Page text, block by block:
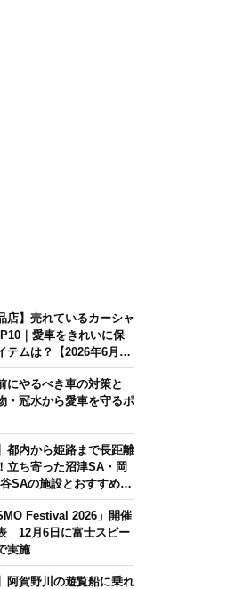
店】売れているカーシャ
｜愛車をきれいに保
テムは？【2026年6月
にやるべき車の対策と
・冠水から愛車を守るポ
都内から姫路まで長距離
立ち寄った沼津SA・岡
SAの施設とおすすめグ
Festival 2026」開催
12月6日に富士スピー
実施
阿賀野川の遊覧船に乗れ